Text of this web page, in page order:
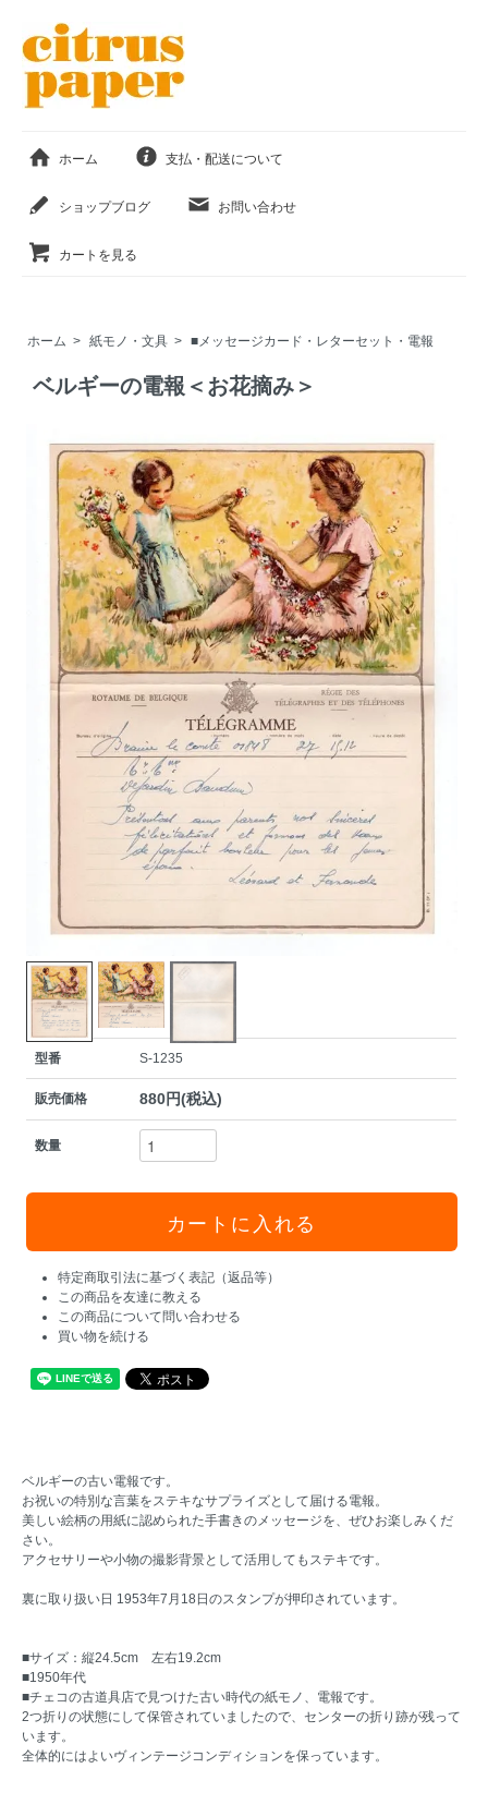
ホーム 支払・配送について
ショップブログ お問い合わせ
カートを見る
ホーム > 紙モノ・文具 > ■メッセージカード・レターセット・電報
ベルギーの電報＜お花摘み＞
型番 S-1235
販売価格 880円(税込)
数量
特定商取引法に基づく表記（返品等）
この商品を友達に教える
この商品について問い合わせる
買い物を続ける
ベルギーの古い電報です。
お祝いの特別な言葉をステキなサプライズとして届ける電報。
美しい絵柄の用紙に認められた手書きのメッセージを、ぜひお楽しみくだ
さい。
アクセサリーや小物の撮影背景として活用してもステキです。
裏に取り扱い日 1953年7月18日のスタンプが押印されています。
■サイズ：縦24.5cm 左右19.2cm
■1950年代
■チェコの古道具店で見つけた古い時代の紙モノ、電報です。
2つ折りの状態にして保管されていましたので、センターの折り跡が残って
います。
全体的にはよいヴィンテージコンディションを保っています。